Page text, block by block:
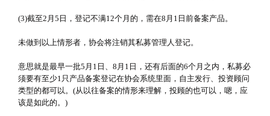
(3)截至2月5日，登记不满12个月的，需在8月1日前备案产品。
未做到以上情形者，协会将注销其私募管理人登记。
意思就是最早一批5月1日、8月1日，还有后面的6个月之内，私募必
须要有至少1只产品备案登记在协会系统里面，自主发行、投资顾问
类型的都可以。(从以往备案的情形来理解，投顾的也可以，嗯，应
该是如此的。)